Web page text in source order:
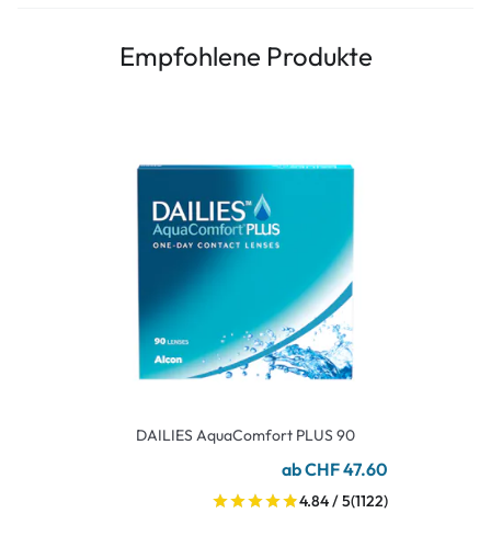
Empfohlene Produkte
DAILIES AquaComfort PLUS 90
ab CHF 47.60
4.84 / 5(1122)